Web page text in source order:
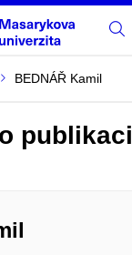
BEDNÁŘ Kamil
publikaci